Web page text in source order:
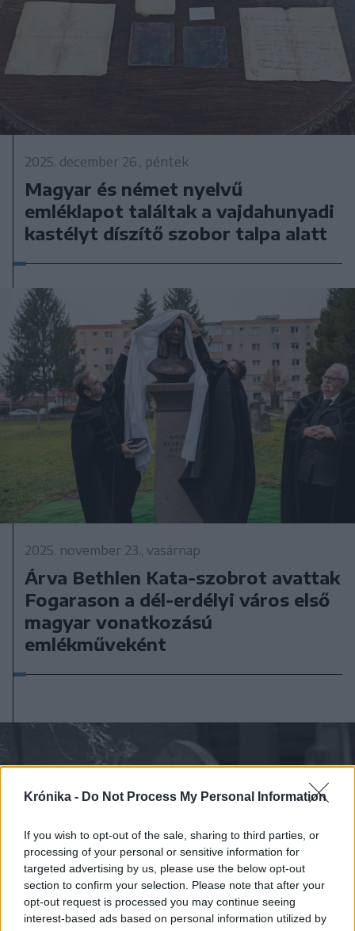
Krónika - Do Not Process My Personal Information
If you wish to opt-out of the sale, sharing to third parties, or
processing of your personal or sensitive information for
targeted advertising by us, please use the below opt-out
section to confirm your selection. Please note that after your
opt-out request is processed you may continue seeing
interest-based ads based on personal information utilized by
2025. december 26., péntek
Magyar és német nyelvű
emléklapot találtak a vajdahunyadi
kastélyt díszítő szobor talpa alatt
2025. november 23., vasárnap
Árva Bethlen Kata-szobrot avattak
Fogarason a dél-erdélyi város első
magyar vonatkozású
emlékműveként